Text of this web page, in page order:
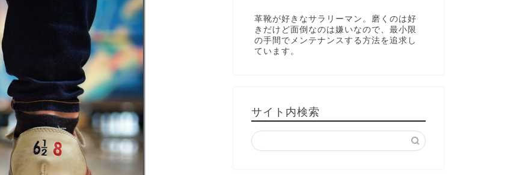
革靴が好きなサラリーマン。磨くのは好
きだけど面倒なのは嫌いなので、最小限
の手間でメンテナンスする方法を追求し
ています。
サイト内検索